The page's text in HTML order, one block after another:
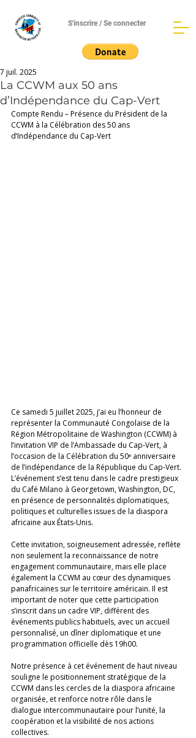
S'inscrire / Se connecter
La CCWM aux 50 ans
d’Indépendance du Cap-Vert
7 juil. 2025
Compte Rendu – Présence du Président de la
CCWM à la Célébration des 50 ans
d’Indépendance du Cap-Vert
Ce samedi 5 juillet 2025, j’ai eu l’honneur de
représenter la Communauté Congolaise de la
Région Métropolitaine de Washington (CCWM) à
l’invitation VIP de l’Ambassade du Cap-Vert, à
l’occasion de la Célébration du 50ᵉ anniversaire
de l’indépendance de la République du Cap-Vert.
L’événement s’est tenu dans le cadre prestigieux
du Café Milano à Georgetown, Washington, DC,
en présence de personnalités diplomatiques,
politiques et culturelles issues de la diaspora
africaine aux États-Unis.
Cette invitation, soigneusement adressée, reflète
non seulement la reconnaissance de notre
engagement communautaire, mais elle place
également la CCWM au cœur des dynamiques
panafricaines sur le territoire américain. Il est
important de noter que cette participation
s’inscrit dans un cadre VIP, différent des
événements publics habituels, avec un accueil
personnalisé, un dîner diplomatique et une
programmation officielle dès 19h00.
Notre présence à cet événement de haut niveau
souligne le positionnement stratégique de la
CCWM dans les cercles de la diaspora africaine
organisée, et renforce notre rôle dans le
dialogue intercommunautaire pour l’unité, la
coopération et la visibilité de nos actions
collectives.